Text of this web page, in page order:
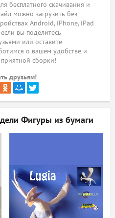
бесплатного скачивания и
можно загрузить без
Android, iPhone, iPad
вы поделитесь
или оставите
о вашем удобстве и
сборки!
друзьям!
Фигуры из бумаги